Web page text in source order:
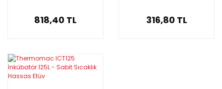
818,40 TL 316,80 TL